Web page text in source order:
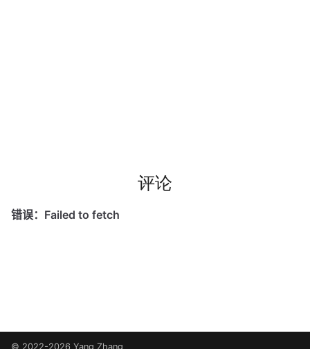
评论
© 2022-2026 Yang Zhang